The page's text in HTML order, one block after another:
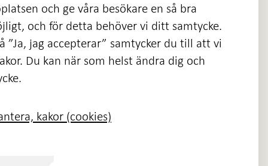
och ge våra besökare en så bra
och för detta behöver vi ditt samtycke.
”Ja, jag accepterar” samtycker du till att vi
Du kan när som helst ändra dig och
kakor (cookies)